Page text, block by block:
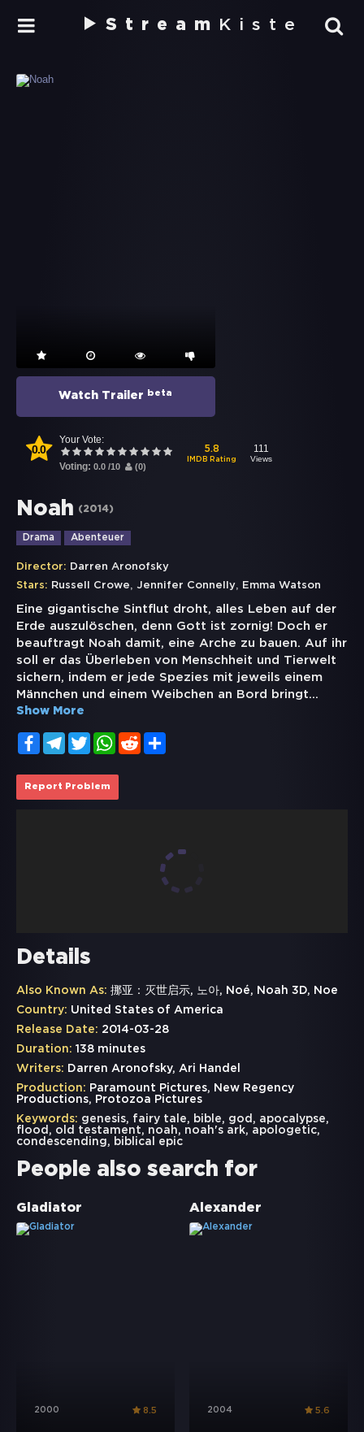
Stream Kiste
Watch Trailer beta
0.0
Your Vote:
Voting: 0.0 /10 (0)
5.8
IMDB Rating
111
Views
Noah (2014)
Drama Abenteuer
Director: Darren Aronofsky
Stars: Russell Crowe, Jennifer Connelly, Emma Watson
Eine gigantische Sintflut droht, alles Leben auf der
Erde auszulöschen, denn Gott ist zornig! Doch er
beauftragt Noah damit, eine Arche zu bauen. Auf ihr
soll er das Überleben von Menschheit und Tierwelt
sichern, indem er jede Spezies mit jeweils einem
Männchen und einem Weibchen an Bord bringt...
Show More
FacebookTelegramTwitterWhatsApp
Reddit
Report Problem
Details
Also Known As: 挪亚：灭世启示, 노아, Noé, Noah 3D, Noe
Country: United States of America
Release Date: 2014-03-28
Duration: 138 minutes
Writers: Darren Aronofsky, Ari Handel
Production: Paramount Pictures, New Regency
Productions, Protozoa Pictures
Keywords: genesis, fairy tale, bible, god , apocalypse,
flood , old testament, noah, noah's ark, apologetic,
condescending , biblical epic
People also search for
Gladiator
2000 8.5
Alexander
2004 5.6